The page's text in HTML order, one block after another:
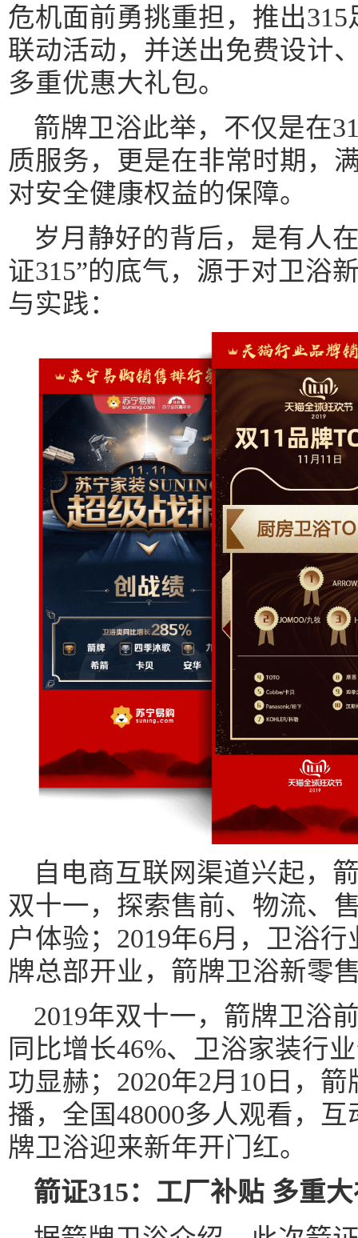
危机面前勇挑重担，推出
联动活动，并送出免费设计
多重优惠大礼包。
箭牌卫浴此举，不仅是在
质服务，更是在非常时期，
对安全健康权益的保障。
岁月静好的背后，是有人
证315”的底气，源于对卫浴
与实践：
自电商互联网渠道兴起，
双十一，探索售前、物流、
户体验；2019年6月，卫浴
牌总部开业，箭牌卫浴新零
2019年双十一，箭牌卫浴
同比增长46%、卫浴家装行
功显赫；2020年2月10日，
播，全国48000多人观看，
牌卫浴迎来新年开门红。
箭证315：工厂补贴 多重